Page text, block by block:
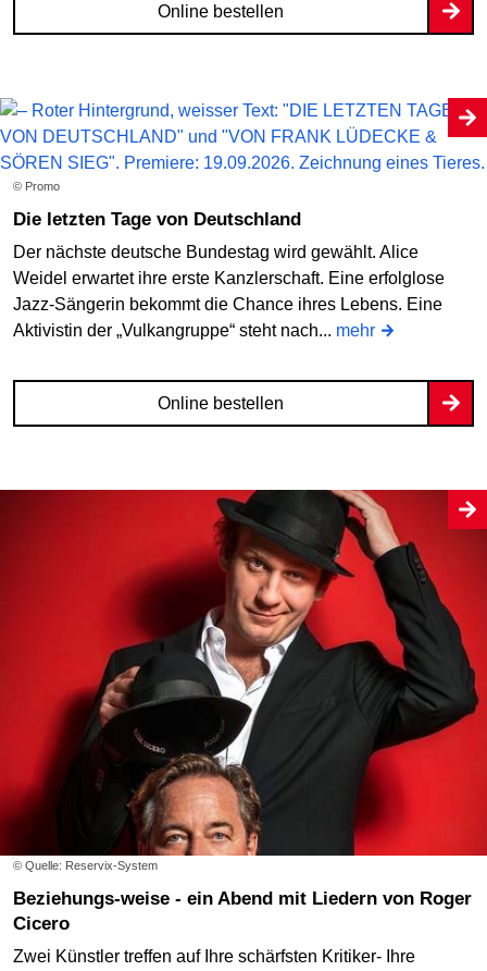
Online bestellen
© Promo
Die letzten Tage von Deutschland
Der nächste deutsche Bundestag wird gewählt. Alice
Weidel erwartet ihre erste Kanzlerschaft. Eine erfolglose
Jazz-Sängerin bekommt die Chance ihres Lebens. Eine
Aktivistin der „Vulkangruppe“ steht nach... mehr
Online bestellen
© Quelle: Reservix-System
Beziehungs-weise - ein Abend mit Liedern von Roger
Cicero
Zwei Künstler treffen auf Ihre schärfsten Kritiker- Ihre